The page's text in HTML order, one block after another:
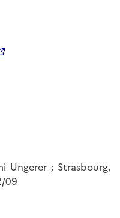
Ungerer ; Strasbourg,
09